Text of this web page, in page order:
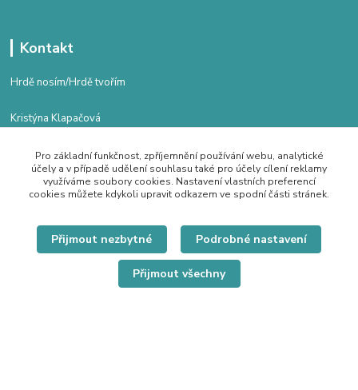
Kontakt
Hrdě nosím/Hrdě tvořím
Kristýna Klapačová
Po - Pá 8.00 - 16.00
kristyna.klapacova@email.cz
Pro základní funkčnost, zpříjemnění používání webu, analytické
účely a v případě udělení souhlasu také pro účely cílení reklamy
využíváme soubory cookies. Nastavení vlastních preferencí
cookies můžete kdykoli upravit odkazem ve spodní části stránek.
Přijmout nezbytné Podrobné nastavení
Přijmout všechny